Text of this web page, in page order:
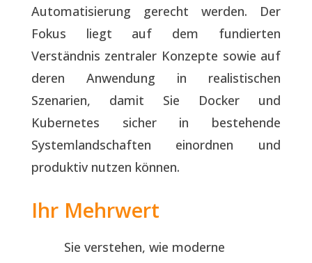
Automatisierung gerecht werden. Der
Fokus liegt auf dem fundierten
Verständnis zentraler Konzepte sowie auf
deren Anwendung in realistischen
Szenarien, damit Sie Docker und
Kubernetes sicher in bestehende
Systemlandschaften einordnen und
produktiv nutzen können.
Ihr Mehrwert
Sie verstehen, wie moderne